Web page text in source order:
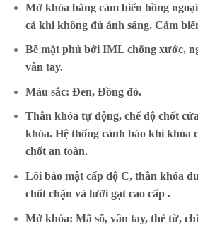
Mở khóa bằng cảm biến hồng
cả khi không đủ ánh sáng. Cảm
Bề mặt phủ bởi IML chống xước,
vân tay.
Màu sắc: Đen, Đồng đỏ.
Thân khóa tự động, chế độ chốt
khóa. Hệ thống cảnh báo khi khóa
chốt an toàn.
Lõi bảo mật cấp độ C, thân khóa
chốt chặn và lưỡi gạt cao cấp .
Mở khóa: Mã số, vân tay, thẻ từ,